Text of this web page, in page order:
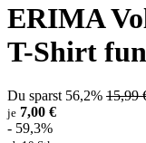
ERIMA
T-Shirt
Du sparst 56,2% 15,99
je 7,00 €
- 59,3%